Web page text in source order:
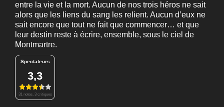
entre la vie et la mort. Aucun de nos trois héros ne sait
alors que les liens du sang les relient. Aucun d’eux ne
sait encore que tout ne fait que commencer… et que
leur destin reste à écrire, ensemble, sous le ciel de
Montmartre.
Spectateurs
3,3
31 notes, 3 critiques